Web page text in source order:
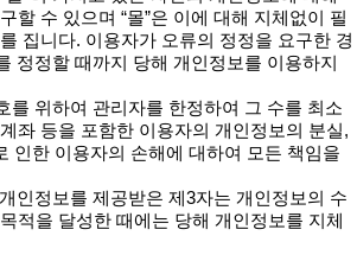
할 수 있으며 “몰”은 이에 대해 지체없이 필
집니다. 이용자가 오류의 정정을 요구한 경
정정할 때까지 당해 개인정보를 이용하지
를 위하여 관리자를 한정하여 그 수를 최소
좌 등을 포함한 이용자의 개인정보의 분실,
인한 이용자의 손해에 대하여 모든 책임을
인정보를 제공받은 제3자는 개인정보의 수
적을 달성한 때에는 당해 개인정보를 지체